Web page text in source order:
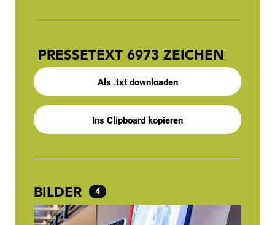
PRESSETEXT 6973 ZEICHEN
Als .txt downloaden
Ins Clipboard kopieren
BILDER 4